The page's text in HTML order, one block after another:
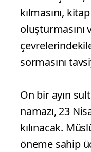
kılmasını,
oluşturmasını
sormasını
On bir ayın
namazı, 23
kılınacak.
öneme sahip